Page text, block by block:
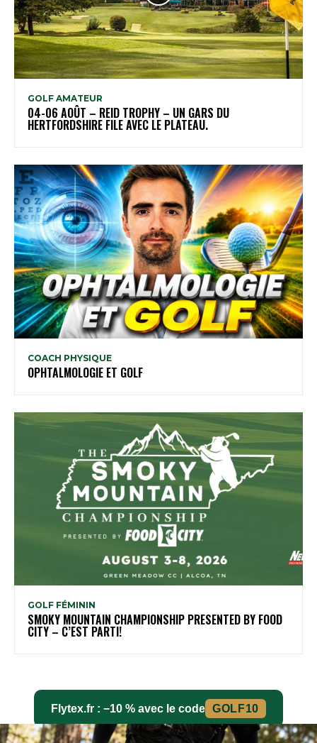
GOLF AMATEUR
04-06 AOÛT – REID TROPHY – UN GARS DU
HERTFORDSHIRE FILE AVEC LE PLATEAU.
COACH PHYSIQUE
OPHTALMOLOGIE ET GOLF
GOLF FÉMININ
SMOKY MOUNTAIN CHAMPIONSHIP PRESENTED BY FOOD
CITY – C’EST PARTI!
Flytex.fr : −10 % avec le code GOLF10